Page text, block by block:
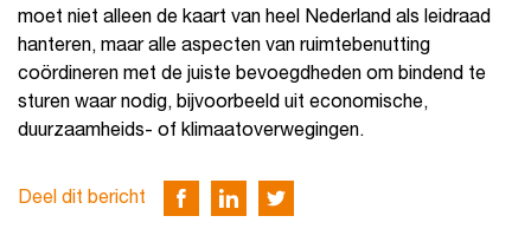
moet niet alleen de kaart van heel Nederland als leidraad
hanteren, maar alle aspecten van ruimtebenutting
coördineren met de juiste bevoegdheden om bindend te
sturen waar nodig, bijvoorbeeld uit economische,
duurzaamheids- of klimaatoverwegingen.
Deel dit bericht